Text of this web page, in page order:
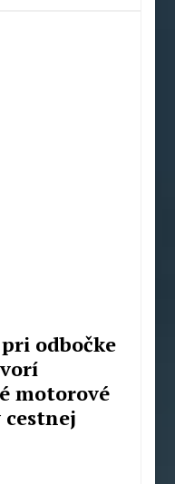
odbočke
motorové